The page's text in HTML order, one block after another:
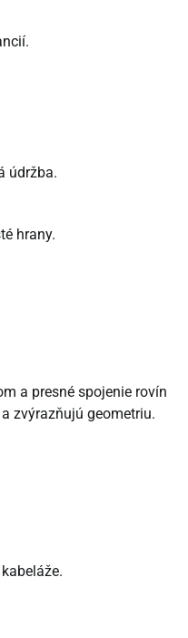
údržba.
hrany.
a presné spojenie rovín
zvýrazňujú geometriu.